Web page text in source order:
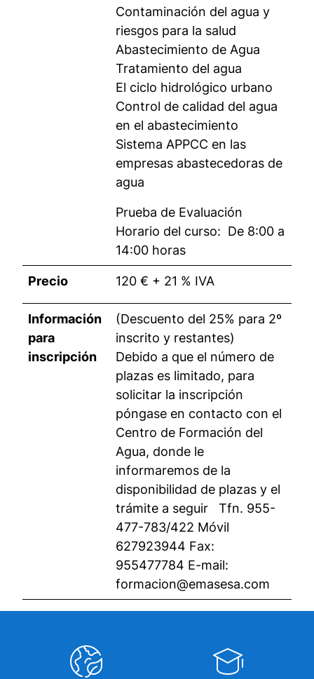
Contaminación del agua y
riesgos para la salud
Abastecimiento de Agua
Tratamiento del agua
El ciclo hidrológico urbano
Control de calidad del agua
en el abastecimiento
Sistema APPCC en las
empresas abastecedoras de
agua
Prueba de Evaluación
Horario del curso: De 8:00 a
14:00 horas
Precio 120 € + 21 % IVA
Información
para
inscripción
(Descuento del 25% para 2º
inscrito y restantes)
Debido a que el número de
plazas es limitado, para
solicitar la inscripción
póngase en contacto con el
Centro de Formación del
Agua, donde le
informaremos de la
disponibilidad de plazas y el
trámite a seguir Tfn. 955-
477-783/422 Móvil
627923944 Fax:
955477784 E-mail:
formacion@emasesa.com